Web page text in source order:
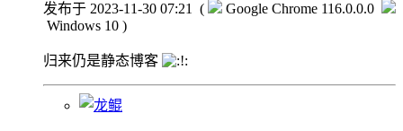
发布于 2023-11-30 07:21
(
Google Chrome 116.0.0.0
Windows 10 )
归来仍是静态博客